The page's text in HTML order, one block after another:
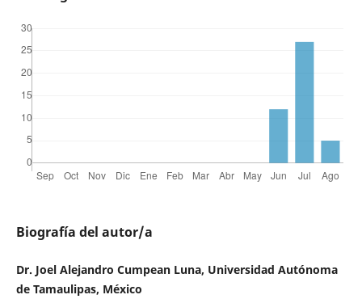
Biografía del autor/a
Dr. Joel Alejandro Cumpean Luna, Universidad Autónoma
de Tamaulipas, México